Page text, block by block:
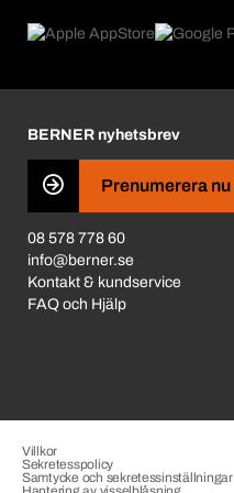
Prisjustering 2026
Vad som driver oss
Business Conduct
BERNER nyhetsbrev
Prenumerera nu
08 578 778 60
info@berner.se
Kontakt & kundservice
FAQ och Hjälp
Villkor
Sekretesspolicy
Samtycke och sekretessinställningar